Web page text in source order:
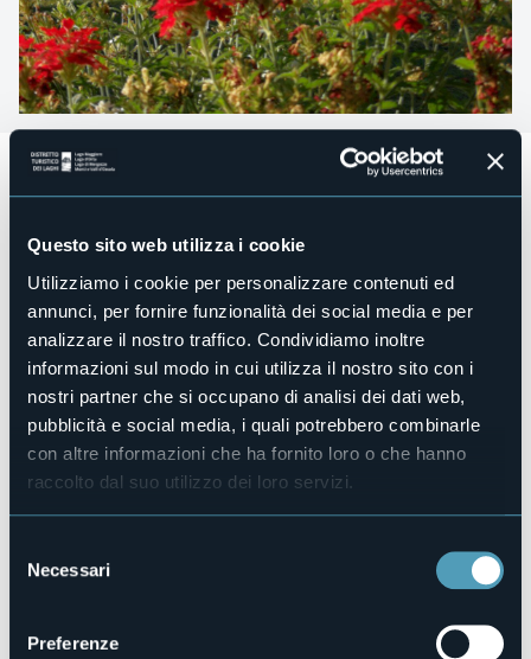
Questo sito web utilizza i cookie
Utilizziamo i cookie per personalizzare contenuti ed
annunci, per fornire funzionalità dei social media e per
analizzare il nostro traffico. Condividiamo inoltre
informazioni sul modo in cui utilizza il nostro sito con i
nostri partner che si occupano di analisi dei dati web,
pubblicità e social media, i quali potrebbero combinarle
con altre informazioni che ha fornito loro o che hanno
raccolto dal suo utilizzo dei loro servizi.
delNecessari
Preferenze
Accesso disabili
No
No
Sala congressi
No
Piscina
No
Animali ammessi
No
Camere
Posti letto
E-mail
+39 370 3019338